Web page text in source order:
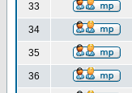
33
34
35
36